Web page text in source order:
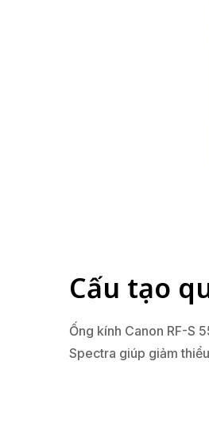
Cấu tạo
Ống kính Canon RF-S
Spectra giúp giảm